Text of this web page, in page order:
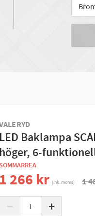
LED Baklampa
höger, 6-
SOMMARREA
1 266 kr (ink. moms) 1
− +